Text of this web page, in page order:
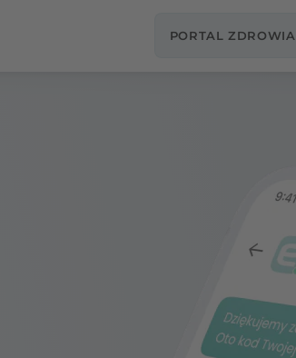
PORTAL ZDROWIA